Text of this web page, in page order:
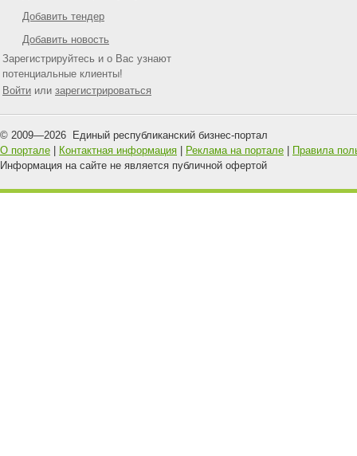
Добавить тендер
Добавить новость
Зарегистрируйтесь и о Вас узнают
потенциальные клиенты!
Войти или зарегистрироваться
© 2009—2026 Единый республиканский бизнес-портал
О портале
Контактная информация Реклама на портале
Правила
Информация на сайте не является публичной офертой